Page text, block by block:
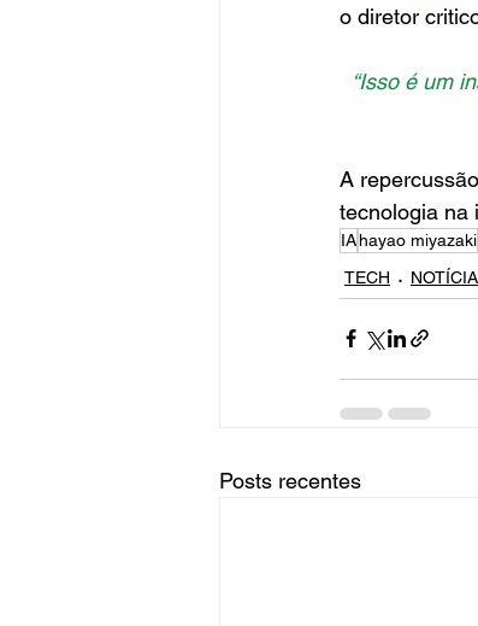
o diretor
“Isso é um
A
tecnologia na
IAhayao miyazaki
TECH
Posts recentes